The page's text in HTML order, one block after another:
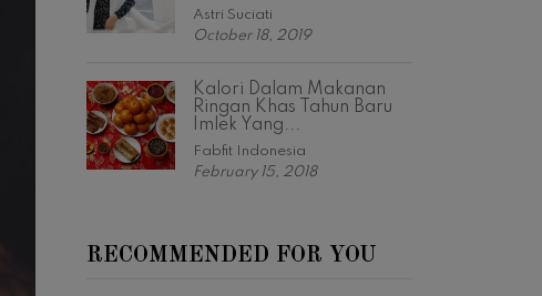
Astri Suciati
October 18, 2019
Kalori Dalam Makanan
Ringan Khas Tahun Baru
Imlek Yang...
Fabfit Indonesia
February 15, 2018
RECOMMENDED FOR YOU